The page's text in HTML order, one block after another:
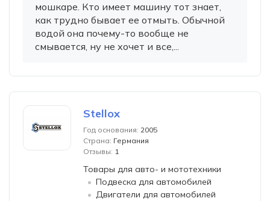
мошкаре. Кто имеет машину тот знает,
как трудно бывает ее отмыть. Обычной
водой она почему-то вообще не
смывается, ну не хочет и все,...
Stellox
Год основания: 2005
Страна: Германия
Отзывы: 1
Товары для авто- и мототехники
Подвеска для автомобилей
Двигатели для автомобилей